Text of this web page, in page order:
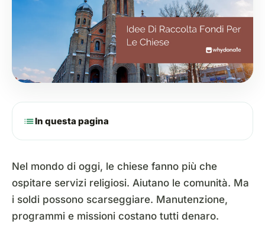
listIn questa pagina
Nel mondo di oggi, le chiese fanno più che
ospitare servizi religiosi. Aiutano le comunità. Ma
i soldi possono scarseggiare. Manutenzione,
programmi e missioni costano tutti denaro.